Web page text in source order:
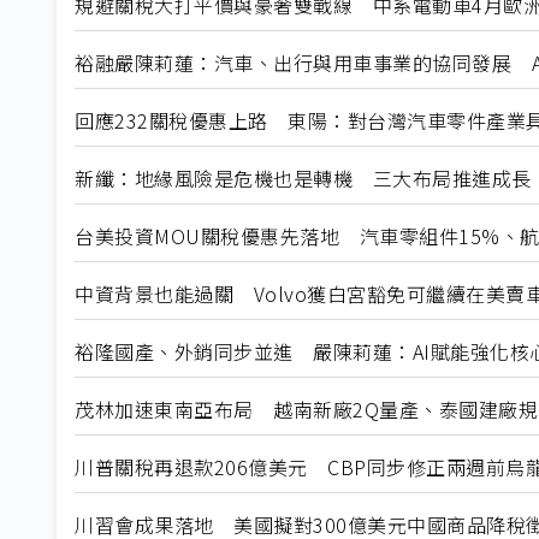
裕融嚴陳莉蓮：汽車、出行與用車事業的協同發展
回應232關稅優惠上路 東陽：對台灣汽車零件產業
新纖：地緣風險是危機也是轉機 三大布局推進成長
台美投資MOU關稅優惠先落地 汽車零組件15%、
中資背景也能過關 Volvo獲白宮豁免可繼續在美賣
裕隆國產、外銷同步並進 嚴陳莉蓮：AI賦能強化核
茂林加速東南亞布局 越南新廠2Q量產、泰國建廠
川普關稅再退款206億美元 CBP同步修正兩週前烏
川習會成果落地 美國擬對300億美元中國商品降稅